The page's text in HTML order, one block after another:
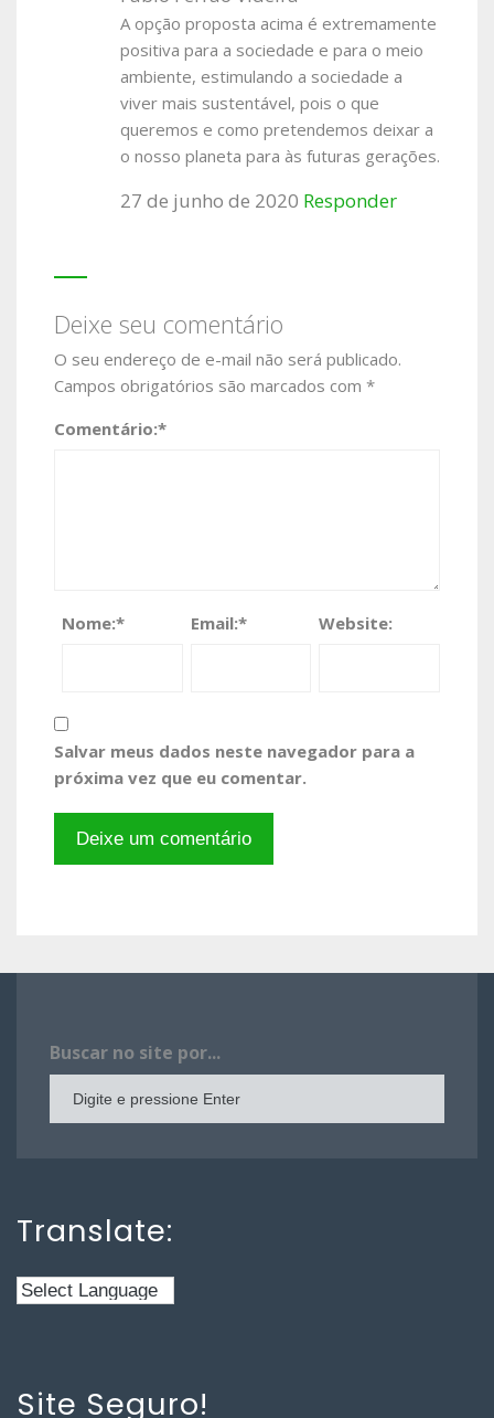
A opção proposta acima é extremamente
positiva para a sociedade e para o meio
ambiente, estimulando a sociedade a
viver mais sustentável, pois o que
queremos e como pretendemos deixar a
o nosso planeta para às futuras gerações.
27 de junho de 2020 Responder
Deixe seu comentário
O seu endereço de e-mail não será publicado.
Campos obrigatórios são marcados com *
Comentário:*
Nome:* Email:* Website:
Salvar meus dados neste navegador para a
próxima vez que eu comentar.
Buscar no site por...
Translate:
Site Seguro!